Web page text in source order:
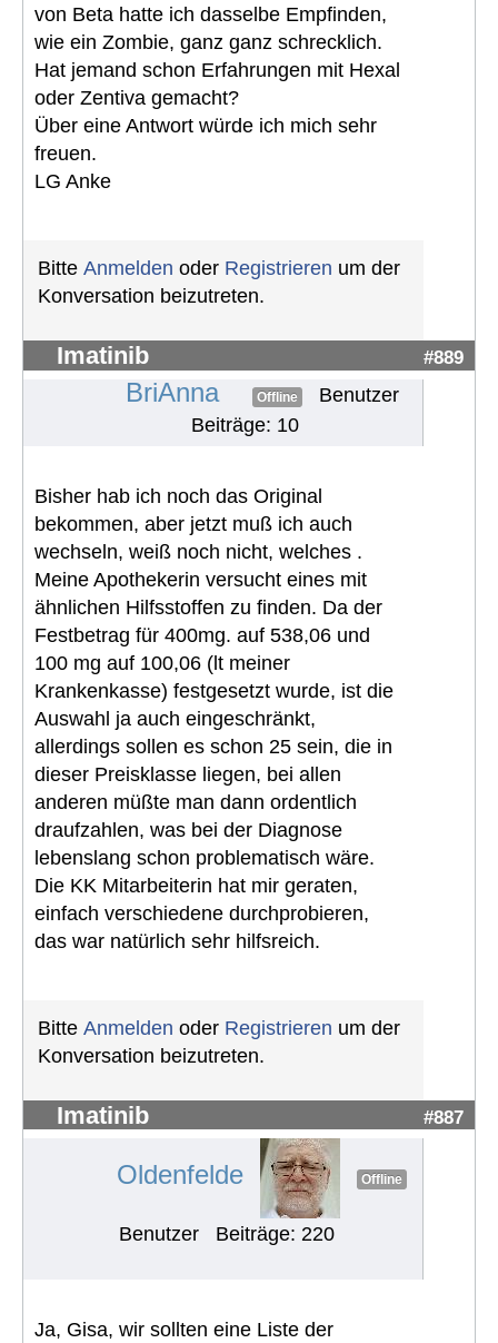
von Beta hatte ich dasselbe Empfinden,
wie ein Zombie, ganz ganz schrecklich.
Hat jemand schon Erfahrungen mit Hexal
oder Zentiva gemacht?
Über eine Antwort würde ich mich sehr
freuen.
LG Anke
Bitte Anmelden oder Registrieren um der
Konversation beizutreten.
Imatinib #889
BriAnna Offline
Benutzer
Beiträge: 10
Bisher hab ich noch das Original
bekommen, aber jetzt muß ich auch
wechseln, weiß noch nicht, welches .
Meine Apothekerin versucht eines mit
ähnlichen Hilfsstoffen zu finden. Da der
Festbetrag für 400mg. auf 538,06 und
100 mg auf 100,06 (lt meiner
Krankenkasse) festgesetzt wurde, ist die
Auswahl ja auch eingeschränkt,
allerdings sollen es schon 25 sein, die in
dieser Preisklasse liegen, bei allen
anderen müßte man dann ordentlich
draufzahlen, was bei der Diagnose
lebenslang schon problematisch wäre.
Die KK Mitarbeiterin hat mir geraten,
einfach verschiedene durchprobieren,
das war natürlich sehr hilfsreich.
Bitte Anmelden oder Registrieren um der
Konversation beizutreten.
Imatinib #887
Oldenfelde Offline
Benutzer Beiträge: 220
Ja, Gisa, wir sollten eine Liste der